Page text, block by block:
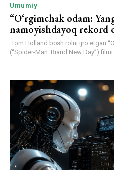
Umumiy
“O‘rgimchak odam:
namoyishdayoq rekord
Tom Holland bosh rolni ijro etgan
(“Spider-Man: Brand New Day”)